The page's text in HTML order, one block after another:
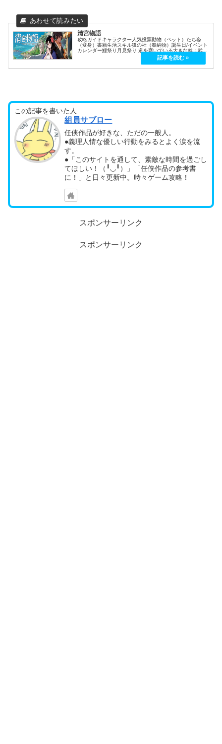
清宮物語
攻略ガイドキャラクター人気投票動物（ペット）たち姿
（変身）書籍生活スキル狐の社（奉納物）誕生日/イベント
カレンダー鯉祭り月見祭り 道を塞いでいる大きな幹：武器
Lv3以上 序盤からサクサク行きたい人向け武器：黄金の聖
この記事を書いた人
組員サブロー
任侠作品が好きな、ただの一般人。
●義理人情な優しい行動をみるとよく涙を流
す。
●「このサイトを通して、素敵な時間を過ごし
てほしい！（╹◡╹）」「任侠作品の参考書
に！」と日々更新中。時々ゲーム攻略！
スポンサーリンク
スポンサーリンク